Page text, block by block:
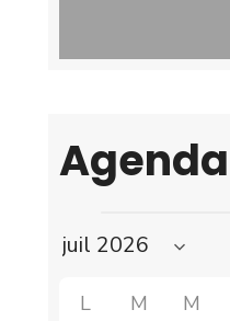
Agenda
L M M